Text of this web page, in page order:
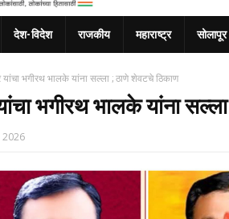
देश-विदेश राजकीय महाराष्ट्र सोलापूर
यांचा भगीरथ भालके यांना सल्ला ; ठाणे शेवटचे ठिकाण
यांचा भगीरथ भालके यांना